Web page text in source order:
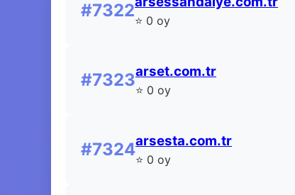
#7322⭐ 0 oy
#7323arset.com.tr
⭐ 0 oy
#7324arsesta.com.tr
⭐ 0 oy